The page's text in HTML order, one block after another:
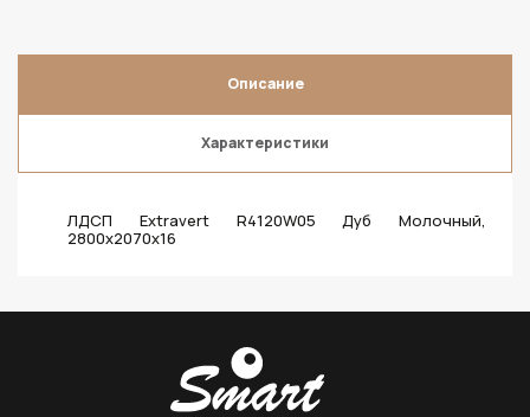
Описание
Характеристики
ЛДСП Extravert R4120W05 Дуб Молочный,
2800х2070х16